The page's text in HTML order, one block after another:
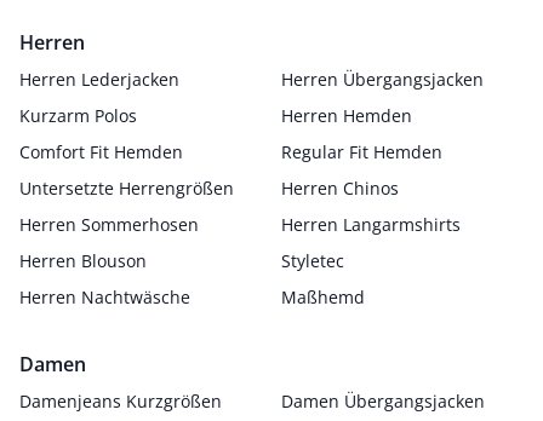
Herren
Herren Lederjacken
Herren Übergangsjacken
Kurzarm Polos
Herren Hemden
Comfort Fit Hemden
Regular Fit Hemden
Untersetzte Herrengrößen
Herren Chinos
Herren Sommerhosen
Herren Langarmshirts
Herren Blouson
Styletec
Herren Nachtwäsche
Maßhemd
Damen
Damenjeans Kurzgrößen
Damen Übergangsjacken